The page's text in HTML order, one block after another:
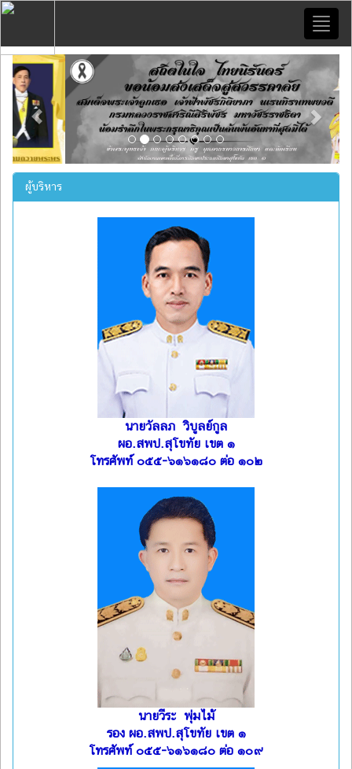
Previous Next
ผู้บริหาร
นายวัลลภ วิบูลย์กูล
ผอ.สพป.สุโขทัย เขต ๑
โทรศัพท์ ๐๕๕-๖๑๖๑๘๐ ต่อ ๑๐๒
นายวีระ พุ่มไม้
รอง ผอ.สพป.สุโขทัย เขต ๑
โทรศัพท์ ๐๕๕-๖๑๖๑๘๐ ต่อ ๑๐๙